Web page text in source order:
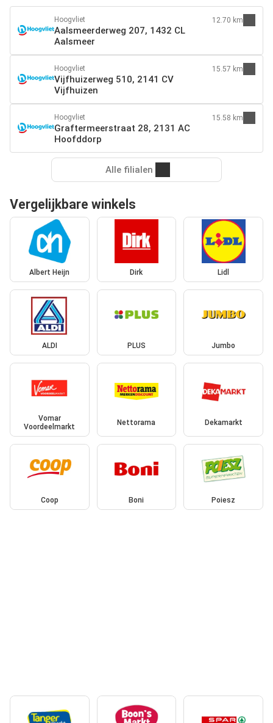
Hoogvliet
Aalsmeerderweg 207, 1432 CL
Aalsmeer
12.70 km
Hoogvliet
Vijfhuizerweg 510, 2141 CV
Vijfhuizen
15.57 km
Hoogvliet
Graftermeerstraat 28, 2131 AC
Hoofddorp
15.58 km
Alle filialen
Vergelijkbare winkels
Albert Heijn Dirk Lidl
ALDI PLUS Jumbo
Vomar
Voordeelmarkt
Nettorama Dekamarkt
Coop Boni Poiesz